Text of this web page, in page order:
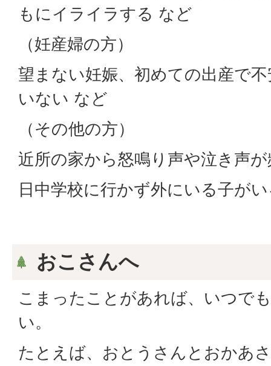
もにイライラする など
（妊産婦の方）
望まない妊娠、初めての出産で
いない など
（その他の方）
近所の家から怒鳴り声や泣き声
日中学校に行かず外にいる子が
おこさんへ
こまったことがあれば、いつで
い。
たとえば、おとうさんとおかあ